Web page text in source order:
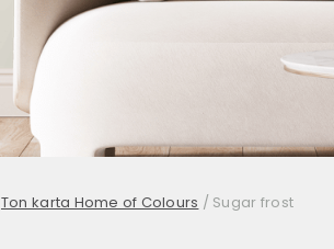
Ton karta Home of Colours / Sugar frost